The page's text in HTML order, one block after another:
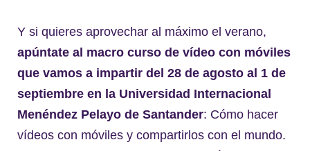
Y si quieres aprovechar al máximo el verano,
apúntate al macro curso de vídeo con móviles
que vamos a impartir del 28 de agosto al 1 de
septiembre en la Universidad Internacional
Menéndez Pelayo de Santander: Cómo hacer
vídeos con móviles y compartirlos con el mundo.